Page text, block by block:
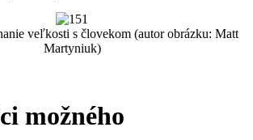
veľkosti s človekom (autor obrázku: Matt
Martyniuk)
možného